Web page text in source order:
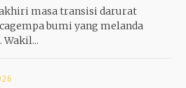
masa transisi darurat
bumi yang melanda
Wakil...